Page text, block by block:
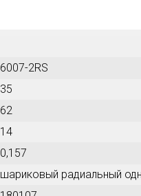
6007-2RS
35
62
14
0,157
шариковый радиальный